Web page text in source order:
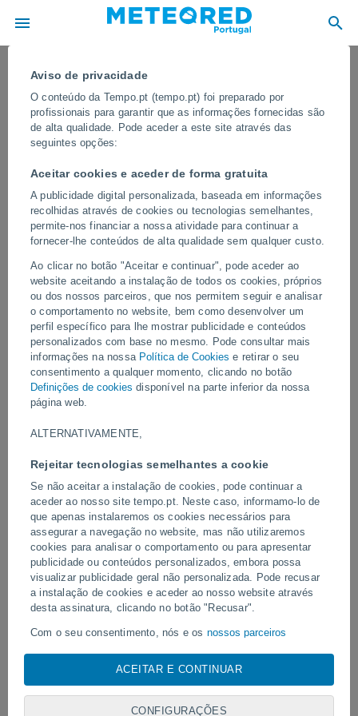
Aviso de privacidade
O conteúdo da Tempo.pt (tempo.pt) foi preparado por
profissionais para garantir que as informações fornecidas são
de alta qualidade. Pode aceder a este site através das
seguintes opções:
Aceitar cookies e aceder de forma gratuita
A publicidade digital personalizada, baseada em informações
recolhidas através de cookies ou tecnologias semelhantes,
permite-nos financiar a nossa atividade para continuar a
fornecer-lhe conteúdos de alta qualidade sem qualquer custo.
Ao clicar no botão "Aceitar e continuar", pode aceder ao
website aceitando a instalação de todos os cookies, próprios
ou dos nossos parceiros, que nos permitem seguir e analisar
o comportamento no website, bem como desenvolver um
perfil específico para lhe mostrar publicidade e conteúdos
personalizados com base no mesmo. Pode consultar mais
informações na nossa Política de Cookies e retirar o seu
consentimento a qualquer momento, clicando no botão
Definições de cookies disponível na parte inferior da nossa
página web.
ALTERNATIVAMENTE,
Rejeitar tecnologias semelhantes a cookie
Se não aceitar a instalação de cookies, pode continuar a
aceder ao nosso site tempo.pt. Neste caso, informamo-lo de
que apenas instalaremos os cookies necessários para
assegurar a navegação no website, mas não utilizaremos
cookies para analisar o comportamento ou para apresentar
publicidade ou conteúdos personalizados, embora possa
visualizar publicidade geral não personalizada. Pode recusar
a instalação de cookies e aceder ao nosso website através
desta assinatura, clicando no botão "Recusar".
Com o seu consentimento, nós e os nossos parceiros
semelhantes para armazenar, aceder e processar dados
IP e identificadores de cookies. É possível que alguns
fornecedores possam processar os seus dados pessoais com
ACEITAR E CONTINUAR
CONFIGURAÇÕES
Dezenas de corços são resgatados de
um lago congelado em Karasuk, na
Rússia
Apesar do grande esforço dos socorristas, infelizmente eles não
conseguiram salvar todos os animais que estavam presos.
Vídeos
Tornados e chuvas extremas em
Pelotas, Brasil.
Um raio atingiu um
em Narathiwat, Tailândia.
Siga-nos